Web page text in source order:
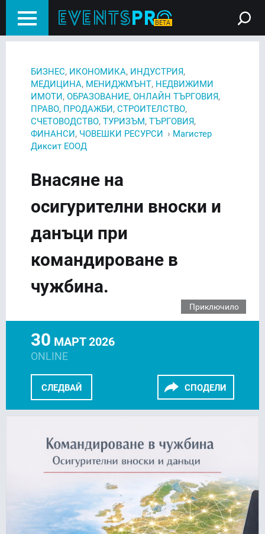
БИЗНЕС, ИКОНОМИКА, ИНДУСТРИЯ,
МЕДИЦИНА, МЕНИДЖМЪНТ, НЕДВИЖИМИ
ИМОТИ, ОБРАЗОВАНИЕ, ОНЛАЙН ТЪРГОВИЯ,
ПРАВО, ПРОДАЖБИ, СТРОИТЕЛСТВО,
СЧЕТОВОДСТВО, ТУРИЗЪМ, ТЪРГОВИЯ,
ФИНАНСИ, ЧОВЕШКИ РЕСУРСИ › Магистер
Диксит ЕООД
Внасяне на
осигурителни вноски и
данъци при
командироване в
чужбина.
Приключило
СЛЕДВАЙ СПОДЕЛИ
30 МАРТ 2026
ONLINE